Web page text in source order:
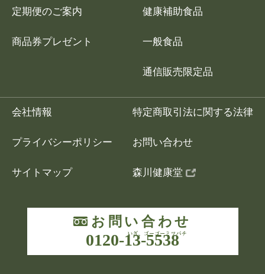
健康補助食品
一般食品
通信販売限定品
定期便のご案内
商品券プレゼント
会社情報
プライバシーポリシー
特定商取引法に関する法律
お問い合わせ
サイトマップ 森川健康堂
お問い合わせ
0120-13-5538
いざ、ゴーゴー